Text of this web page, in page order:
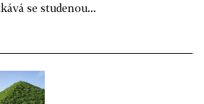
se studenou...